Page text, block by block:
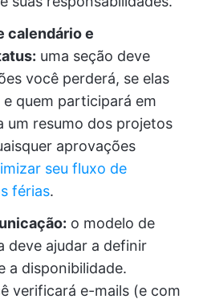
calendário e
uma seção deve
você perderá, se elas
quem participará em
um resumo dos projetos
aprovações
seu fluxo de
férias.
o modelo de
deve ajudar a definir
a disponibilidade.
verificará e-mails (e com